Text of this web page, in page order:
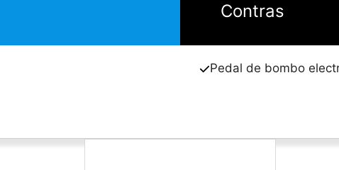
Contras
Pedal de bombo